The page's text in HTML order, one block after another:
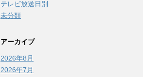
テレビ放送日別
未分類
アーカイブ
2026年8月
2026年7月